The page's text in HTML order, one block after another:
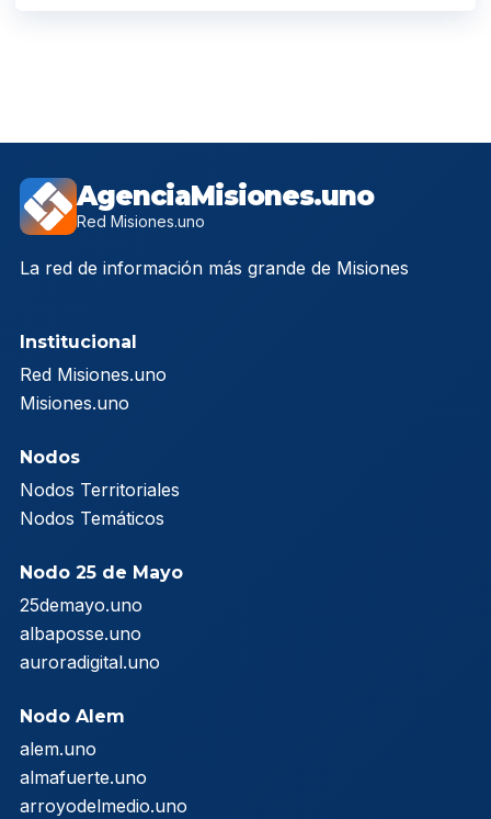
AgenciaMisiones.uno
Red Misiones.uno
La red de información más grande de Misiones
Institucional
Red Misiones.uno
Misiones.uno
Nodos
Nodos Territoriales
Nodos Temáticos
Nodo 25 de Mayo
25demayo.uno
albaposse.uno
auroradigital.uno
Nodo Alem
alem.uno
almafuerte.uno
arroyodelmedio.uno